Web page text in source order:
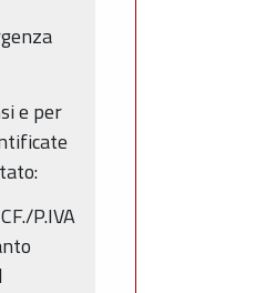
e per
P.IVA